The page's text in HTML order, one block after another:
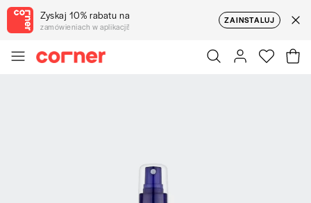
Zyskaj 10% rabatu na
zamówieniach w aplikacji!
ZAINSTALUJ